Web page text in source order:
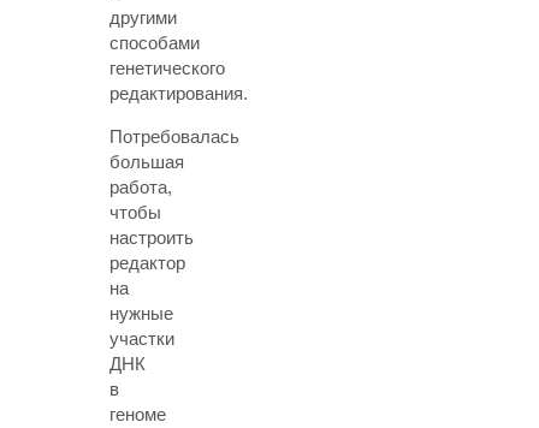
другими
способами
генетического
редактирования.
Потребовалась
большая
работа,
чтобы
настроить
редактор
на
нужные
участки
ДНК
в
геноме